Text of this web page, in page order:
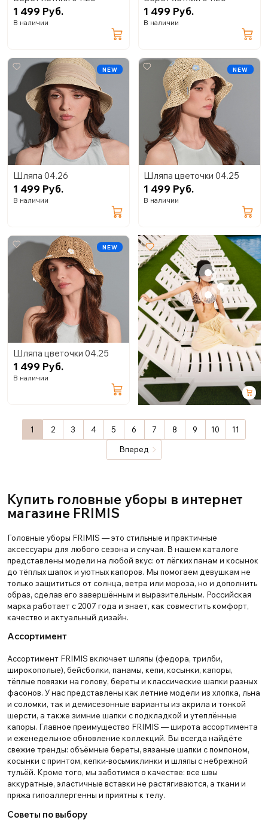
1 499 Руб.
В наличии
1 499 Руб.
В наличии
NEW
Шляпа 04.26
1 499 Руб.
В наличии
NEW
Шляпа цветочки 04.25
1 499 Руб.
В наличии
NEW
Шляпа цветочки 04.25
1 499 Руб.
В наличии
+
+
+
1 2 3 4 5 6 7 8 9 10 11
Вперед
Купить головные уборы в интернет
магазине FRIMIS
Головные уборы FRIMIS — это стильные и практичные
аксессуары для любого сезона и случая. В нашем каталоге
представлены модели на любой вкус: от лёгких панам и косынок
до тёплых шапок и уютных капоров. Мы помогаем девушкам не
только защититься от солнца, ветра или мороза, но и дополнить
образ, сделав его завершённым и выразительным. Российская
марка работает с 2007 года и знает, как совместить комфорт,
качество и актуальный дизайн.
Ассортимент
Ассортимент FRIMIS включает шляпы (федора, трилби,
широкополые), бейсболки, панамы, кепи, косынки, капоры,
тёплые повязки на голову, береты и классические шапки разных
фасонов. У нас представлены как летние модели из хлопка, льна
и соломки, так и демисезонные варианты из акрила и тонкой
шерсти, а также зимние шапки с подкладкой и утеплённые
капоры. Главное преимущество FRIMIS — широта ассортимента
и еженедельное обновление коллекций. Вы всегда найдёте
свежие тренды: объёмные береты, вязаные шапки с помпоном,
косынки с принтом, кепки-восьмиклинки и шляпы с небрежной
тульёй. Кроме того, мы заботимся о качестве: все швы
аккуратные, эластичные вставки не растягиваются, а ткани и
пряжа гипоаллергенны и приятны к телу.
Советы по выбору